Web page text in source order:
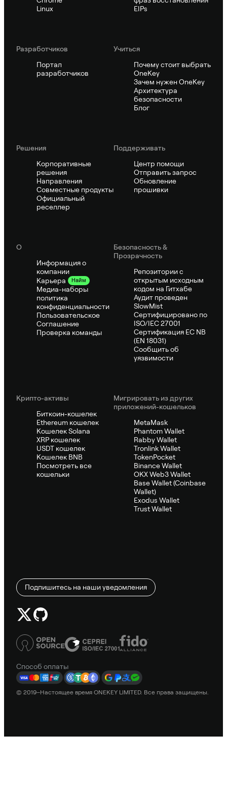
Linux
EIPs
Pазработчиков
Портал
разработчиков
Учиться
Почему стоит выбрать
OneKey
Зачем нужен OneKey
Архитектура
безопасности
Блог
Решения
Корпоративные
решения
Направления
Совместные продукты
Официальный
реселлер
Поддерживать
Центр помощи
Отправить запрос
Обновление
прошивки
О
Информация о
компании
Карьера
Найм
Медиа-наборы
политика
конфиденциальности
Пользовательское
Соглашение
Проверка команды
Безопасность &
Прозрачность
Репозитории с
открытым исходным
кодом на Гитхабе
Аудит проведен
SlowMist
Сертифицировано по
ISO/IEC 27001
Сертификация ЕС NB
(EN 18031)
Сообщить об
уязвимости
Крипто-активы
Биткоин-кошелек
Ethereum кошелек
Кошелек Solana
XRP кошелек
USDT кошелек
Кошелек BNB
Посмотреть все
кошельки
Мигрировать из других
приложений-кошельков
MetaMask
Phantom Wallet
Rabby Wallet
Tronlink Wallet
TokenPocket
Binance Wallet
OKX Web3 Wallet
Base Wallet (Coinbase
Wallet)
Exodus Wallet
Trust Wallet
Подпишитесь на наши уведомления
Способ оплаты
© 2019–Настоящее время ONEKEY LIMITED. Все права защищены.